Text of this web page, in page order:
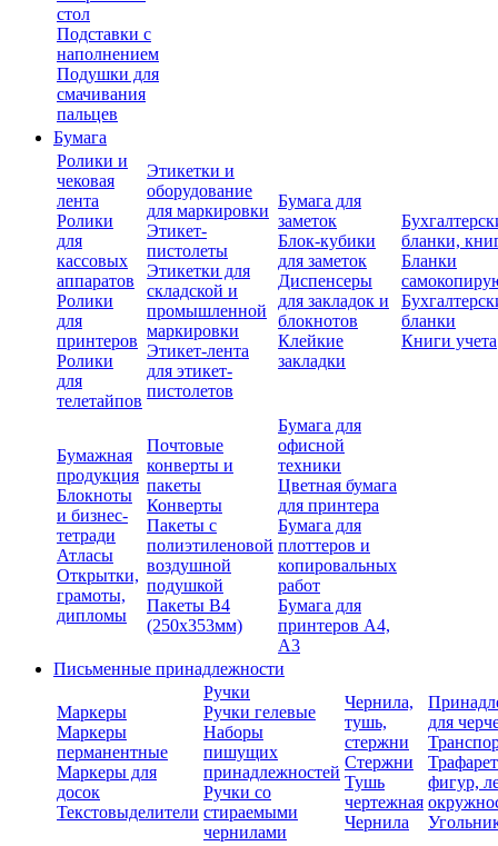
стол
Подставки с
наполнением
Подушки для
смачивания
пальцев
Бумага
Ролики и
чековая
лента
Ролики
для
кассовых
аппаратов
Ролики
для
принтеров
Ролики
для
телетайпов
Этикетки и
оборудование
для маркировки
Этикет-
пистолеты
Этикетки для
складской и
промышленной
маркировки
Этикет-лента
для этикет-
пистолетов
Бумага для
заметок
Блок-кубики
для заметок
Диспенсеры
для закладок и
блокнотов
Клейкие
закладки
бланки,
Бланки
бланки
Книги учета
Бумажная
продукция
Блокноты
и бизнес-
тетради
Атласы
Открытки,
грамоты,
дипломы
Почтовые
конверты и
пакеты
Конверты
Пакеты с
полиэтиленовой
воздушной
подушкой
Пакеты В4
(250х353мм)
Бумага для
офисной
техники
Цветная бумага
для принтера
Бумага для
плоттеров и
копировальных
работ
Бумага для
принтеров А4,
А3
Письменные принадлежности
Маркеры
Маркеры
перманентные
Маркеры для
досок
Текстовыделители
Ручки
Ручки гелевые
Наборы
пишущих
принадлежностей
Ручки со
стираемыми
чернилами
Чернила,
тушь,
стержни
Стержни
Тушь
чертежная
Чернила
для
фигур,